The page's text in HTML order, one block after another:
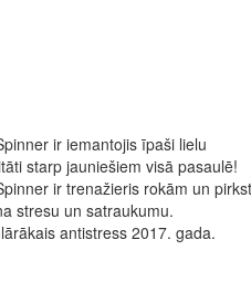
ir iemantojis īpaši lielu
starp jauniešiem visā pasaulē!
ir trenažieris rokām un
stresu un satraukumu.
antistress 2017. gada.